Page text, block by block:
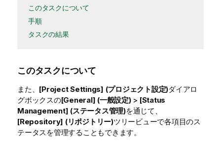
このタスクについて
手順
タスクの結果
このタスクについて
また、 [Project Settings] (プロジェクト設定)ダイアロ
グボックスの[General] (一般設定)> [Status
Management] (ステータス管理)を通じて、
[Repository] (リポジトリー)ツリービューで各項目のス
テータスを管理することもできます。